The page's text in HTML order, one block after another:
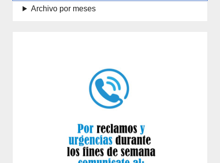
Archivo por meses